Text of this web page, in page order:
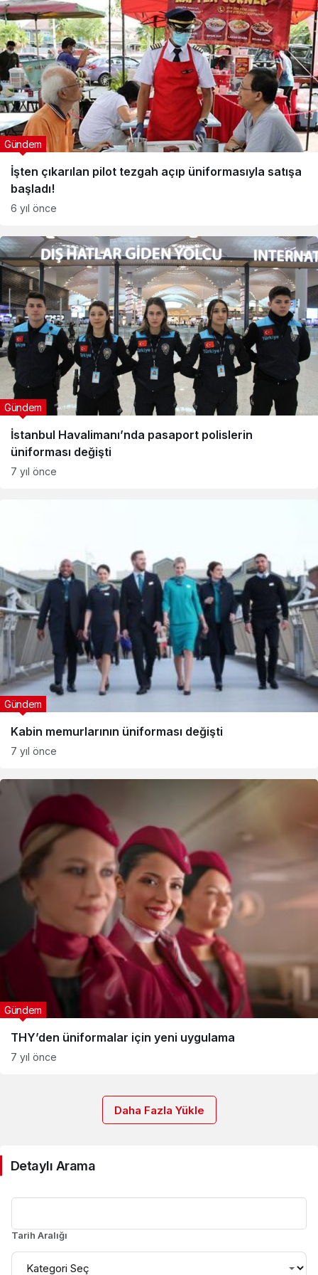
İşten çıkarılan pilot tezgah açıp üniformasıyla satışa
başladı!
Gündem
6 yıl önce
İstanbul Havalimanı’nda pasaport polislerin
üniforması değişti
Gündem
7 yıl önce
Kabin memurlarının üniforması değişti
Gündem
7 yıl önce
THY’den üniformalar için yeni uygulama
Gündem
7 yıl önce
Daha Fazla Yükle
Detaylı Arama
Tarih Aralığı